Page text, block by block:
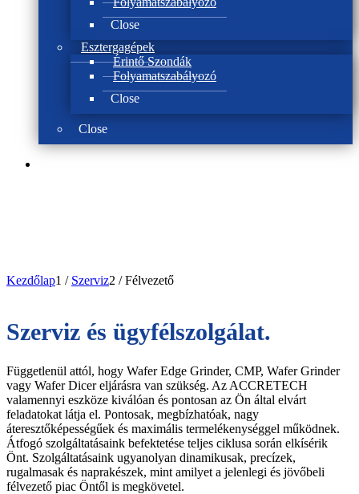
Close
Esztergagépek
Érintő Szondák
Folyamatszabályozó
Close
Close
Kezdőlap1 / Szerviz2 / Félvezető
Szerviz és ügyfélszolgálat.
Függetlenül attól, hogy Wafer Edge Grinder, CMP, Wafer Grinder
vagy Wafer Dicer eljárásra van szükség. Az ACCRETECH
valamennyi eszköze kiválóan és pontosan az Ön által elvárt
feladatokat látja el. Pontosak, megbízhatóak, nagy
áteresztőképességűek és maximális termelékenységgel működnek.
Átfogó szolgáltatásaink befektetése teljes ciklusa során elkísérik
Önt. Szolgáltatásaink ugyanolyan dinamikusak, precízek,
rugalmasak és naprakészek, mint amilyet a jelenlegi és jövőbeli
félvezető piac Öntől is megkövetel.